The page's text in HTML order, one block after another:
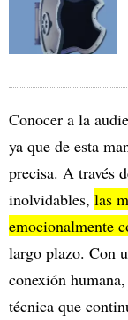
Conocer a la
ya que de esta
precisa. A través
inolvidables, las
emocionalmente
largo plazo. Con
conexión
técnica que